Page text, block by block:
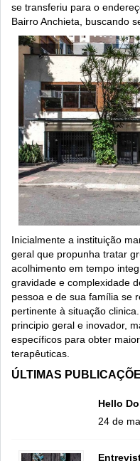
se transferiu para o
Bairro Anchieta, buscando
Inicialmente a instituição
geral que propunha tratar
acolhimento em tempo
gravidade e complexidade
pessoa e de sua família se
pertinente à situação
principio geral e inovador,
específicos para obter
terapêuticas.
ÚLTIMAS
Hello
24 de